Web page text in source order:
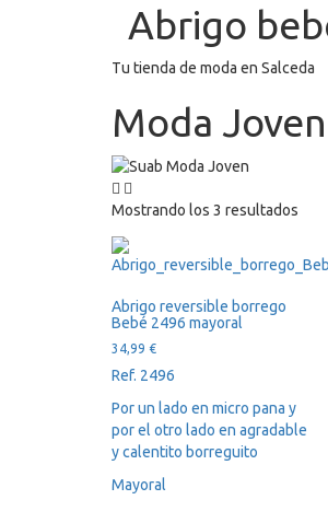
Abrigo
Tu tienda de moda en Salceda
Moda Joven
Mostrando los 3 resultados
Abrigo reversible borrego
Bebé 2496 mayoral
34,99 €
Ref. 2496
Por un lado en micro pana y
por el otro lado en agradable
y calentito borreguito
Mayoral